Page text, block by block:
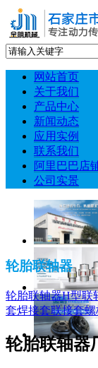
网站首页
关于我们
产品中心
新闻动态
应用实例
联系我们
阿里巴巴店
公司实景
轮胎联轴器
轮胎联轴器H型联
套焊接套联接套螺
轮胎联轴器